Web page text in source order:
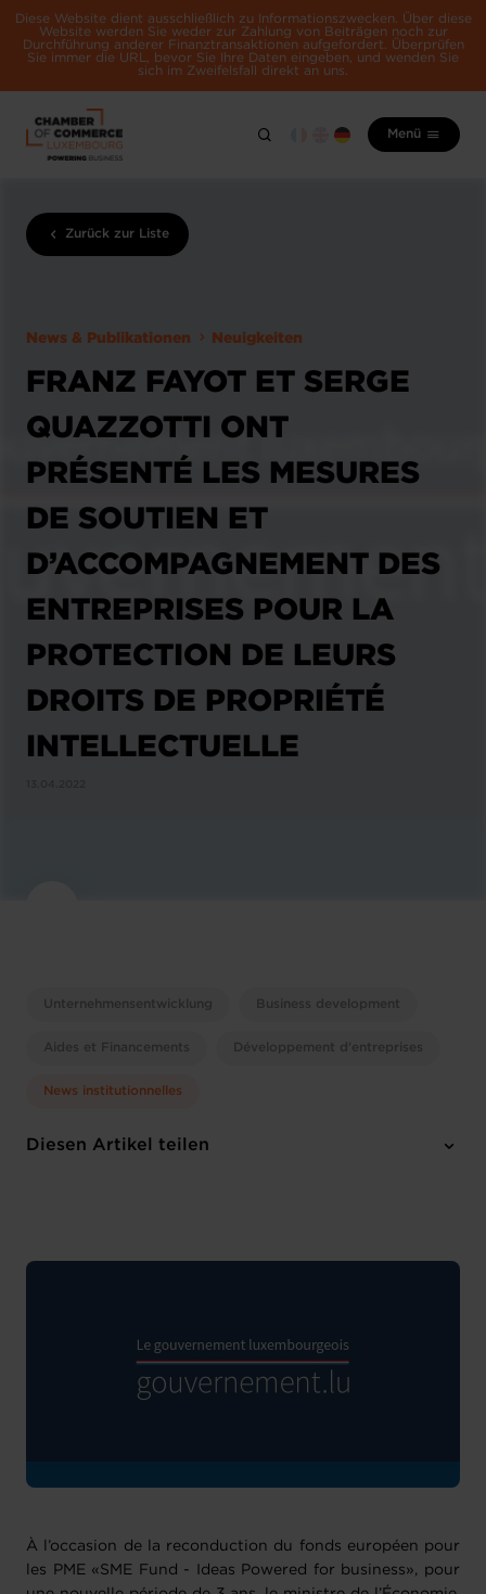
Diese Website dient ausschließlich zu Informationszwecken. Über diese
Website werden Sie weder zur Zahlung von Beiträgen noch zur
Durchführung anderer Finanztransaktionen aufgefordert. Überprüfen
Sie immer die URL, bevor Sie Ihre Daten eingeben, und wenden Sie
sich im Zweifelsfall direkt an uns.
Menü
Zurück zur Liste
News & Publikationen Neuigkeiten
FRANZ FAYOT ET SERGE
QUAZZOTTI ONT
PRÉSENTÉ LES MESURES
DE SOUTIEN ET
D’ACCOMPAGNEMENT DES
ENTREPRISES POUR LA
PROTECTION DE LEURS
DROITS DE PROPRIÉTÉ
INTELLECTUELLE
Unternehmensentwicklung Business development
Aides et Financements Développement d'entreprises
News institutionnelles
Diesen Artikel teilen
À l’occasion de la reconduction du fonds européen pour
les PME «SME Fund - Ideas Powered for business», pour